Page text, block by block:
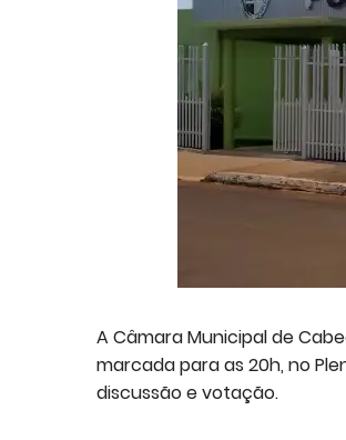
A Câmara Municipal de
marcada para as 20h, no
discussão e votação.